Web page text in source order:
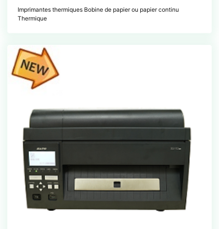
Imprimantes thermiques Bobine de papier ou papier continu
Thermique